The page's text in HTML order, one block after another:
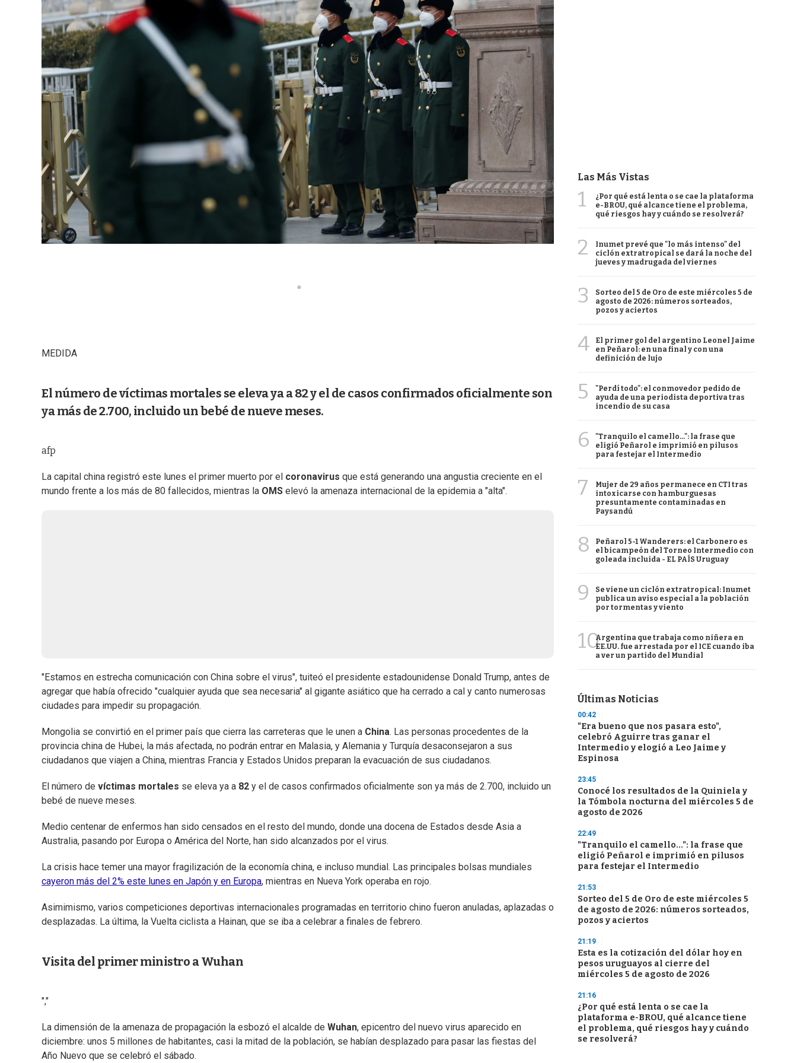
MEDIDA
El número de víctimas mortales se eleva ya a 82 y el de casos confirmados oficialmente son
ya más de 2.700, incluido un bebé de nueve meses.
afp
La capital china registró este lunes el primer muerto por el coronavirus que está generando una angustia creciente en el
mundo frente a los más de 80 fallecidos, mientras la OMS elevó la amenaza internacional de la epidemia a "alta".
"Estamos en estrecha comunicación con China sobre el virus", tuiteó el presidente estadounidense Donald Trump, antes de
agregar que había ofrecido "cualquier ayuda que sea necesaria" al gigante asiático que ha cerrado a cal y canto numerosas
ciudades para impedir su propagación.
Mongolia se convirtió en el primer país que cierra las carreteras que le unen a China. Las personas procedentes de la
provincia china de Hubei, la más afectada, no podrán entrar en Malasia, y Alemania y Turquía desaconsejaron a sus
ciudadanos que viajen a China, mientras Francia y Estados Unidos preparan la evacuación de sus ciudadanos.
El número de víctimas mortales se eleva ya a 82 y el de casos confirmados oficialmente son ya más de 2.700, incluido un
bebé de nueve meses.
Medio centenar de enfermos han sido censados en el resto del mundo, donde una docena de Estados desde Asia a
Australia, pasando por Europa o América del Norte, han sido alcanzados por el virus.
La crisis hace temer una mayor fragilización de la economía china, e incluso mundial. Las principales bolsas mundiales
cayeron más del 2% este lunes en Japón y en Europa, mientras en Nueva York operaba en rojo.
Asimimismo, varios competiciones deportivas internacionales programadas en territorio chino fueron anuladas, aplazadas o
desplazadas. La última, la Vuelta ciclista a Hainan, que se iba a celebrar a finales de febrero.
Visita del primer ministro a Wuhan
","
La dimensión de la amenaza de propagación la esbozó el alcalde de Wuhan, epicentro del nuevo virus aparecido en
diciembre: unos 5 millones de habitantes, casi la mitad de la población, se habían desplazado para pasar las fiestas del
Año Nuevo que se celebró el sábado.
Las Más Vistas
1
¿Por qué está lenta o se cae la plataforma
e-BROU, qué alcance tiene el problema,
qué riesgos hay y cuándo se resolverá?
2
Inumet prevé que "lo más intenso" del
ciclón extratropical se dará la noche del
jueves y madrugada del viernes
3
Sorteo del 5 de Oro de este miércoles 5 de
agosto de 2026: números sorteados,
pozos y aciertos
4
El primer gol del argentino Leonel Jaime
en Peñarol: en una final y con una
definición de lujo
5
"Perdí todo": el conmovedor pedido de
ayuda de una periodista deportiva tras
incendio de su casa
6
"Tranquilo el camello...": la frase que
eligió Peñarol e imprimió en pilusos
para festejar el Intermedio
7
Mujer de 29 años permanece en CTI tras
intoxicarse con hamburguesas
presuntamente contaminadas en
Paysandú
8
Peñarol 5-1 Wanderers: el Carbonero es
el bicampeón del Torneo Intermedio con
goleada incluida - EL PAÍS Uruguay
9
Se viene un ciclón extratropical: Inumet
publica un aviso especial a la población
por tormentas y viento
10Argentina que trabaja como niñera en
EE.UU. fue arrestada por el ICE cuando iba
a ver un partido del Mundial
Últimas Noticias
00:42
"Era bueno que nos pasara esto",
celebró Aguirre tras ganar el
Intermedio y elogió a Leo Jaime y
Espinosa
23:45
Conocé los resultados de la Quiniela y
la Tómbola nocturna del miércoles 5 de
agosto de 2026
22:49
"Tranquilo el camello...": la frase que
eligió Peñarol e imprimió en pilusos
para festejar el Intermedio
21:53
Sorteo del 5 de Oro de este miércoles 5
de agosto de 2026: números sorteados,
pozos y aciertos
21:19
Esta es la cotización del dólar hoy en
pesos uruguayos al cierre del
miércoles 5 de agosto de 2026
21:16
¿Por qué está lenta o se cae la
plataforma e-BROU, qué alcance tiene
el problema, qué riesgos hay y cuándo
se resolverá?